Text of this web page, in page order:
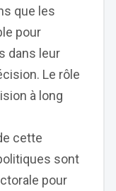
que les
pour
dans leur
Le rôle
à long
cette
sont
pour